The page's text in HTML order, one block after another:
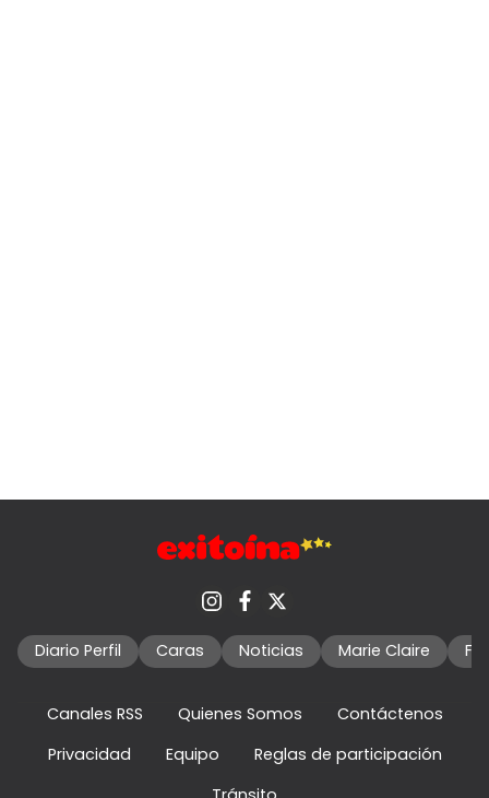
Diario Perfil Caras Noticias Marie Claire
Canales RSS Quienes Somos
Contáctenos
Privacidad
Equipo
Reglas de participación